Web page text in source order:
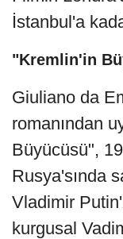
İstanbul'a
"Kremlin'in
Giuliano da
romanından
Büyücüsü",
Rusya'sında
Vladimir
kurgusal